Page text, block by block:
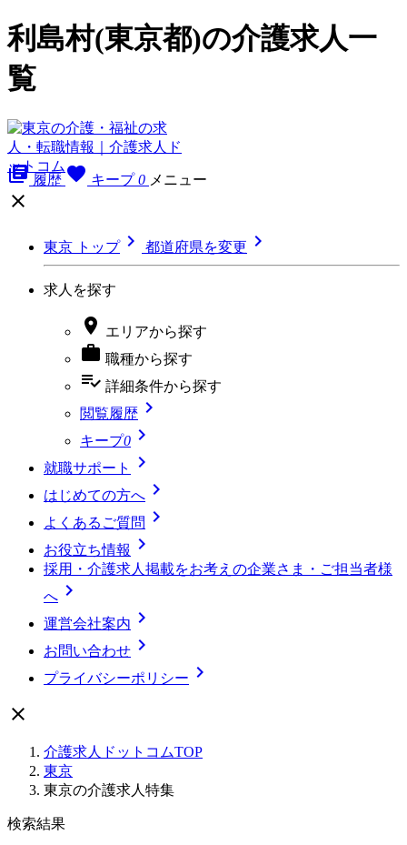
利島村(東京都)の介護求人一
覧
library_books 履歴 favorite キープ 0 メニュー

東京 トップ 都道府県を変更 
求人を探す
 エリアから探す
 職種から探す
playlist_add_check 詳細条件から探す
閲覧履歴 
キープ0 
就職サポート 
はじめての方へ 
よくあるご質問 
お役立ち情報 
採用・介護求人掲載をお考えの企業さま・ご担当者様
へ 
運営会社案内 
お問い合わせ 
プライバシーポリシー 

介護求人ドットコムTOP
東京
東京の介護求人特集
検索結果